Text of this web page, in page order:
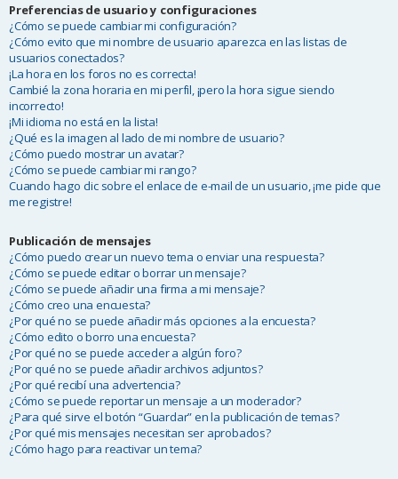
Preferencias de usuario y configuraciones
¿Cómo se puede cambiar mi configuración?
¿Cómo evito que mi nombre de usuario aparezca en las listas de
usuarios conectados?
¡La hora en los foros no es correcta!
Cambié la zona horaria en mi perfil, ¡pero la hora sigue siendo
incorrecto!
¡Mi idioma no está en la lista!
¿Qué es la imagen al lado de mi nombre de usuario?
¿Cómo puedo mostrar un avatar?
¿Cómo se puede cambiar mi rango?
Cuando hago clic sobre el enlace de e-mail de un usuario, ¡me pide que
me registre!
Publicación de mensajes
¿Cómo puedo crear un nuevo tema o enviar una respuesta?
¿Cómo se puede editar o borrar un mensaje?
¿Cómo se puede añadir una firma a mi mensaje?
¿Cómo creo una encuesta?
¿Por qué no se puede añadir más opciones a la encuesta?
¿Cómo edito o borro una encuesta?
¿Por qué no se puede acceder a algún foro?
¿Por qué no se puede añadir archivos adjuntos?
¿Por qué recibí una advertencia?
¿Cómo se puede reportar un mensaje a un moderador?
¿Para qué sirve el botón “Guardar” en la publicación de temas?
¿Por qué mis mensajes necesitan ser aprobados?
¿Cómo hago para reactivar un tema?